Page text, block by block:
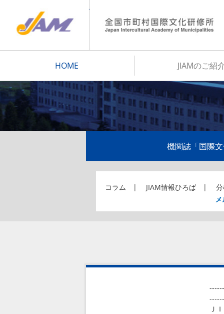
HOME JIAMのご紹
機関誌「国際文
コラム JIAM情報ひろば
Ｊ